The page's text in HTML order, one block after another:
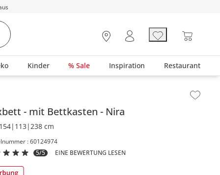
Kinder % Sale Inspiration Restaurant
mit Bettkasten Nira
cm
: 60124974
5/5
EINE BEWERTUNG LESEN